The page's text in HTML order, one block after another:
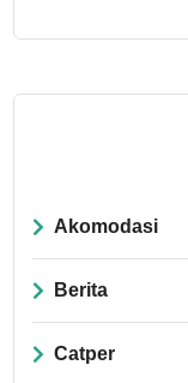
Akomodasi
Berita
Catper